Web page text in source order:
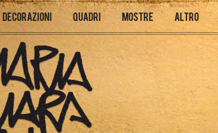
Decorazioni Quadri Mostre Altro